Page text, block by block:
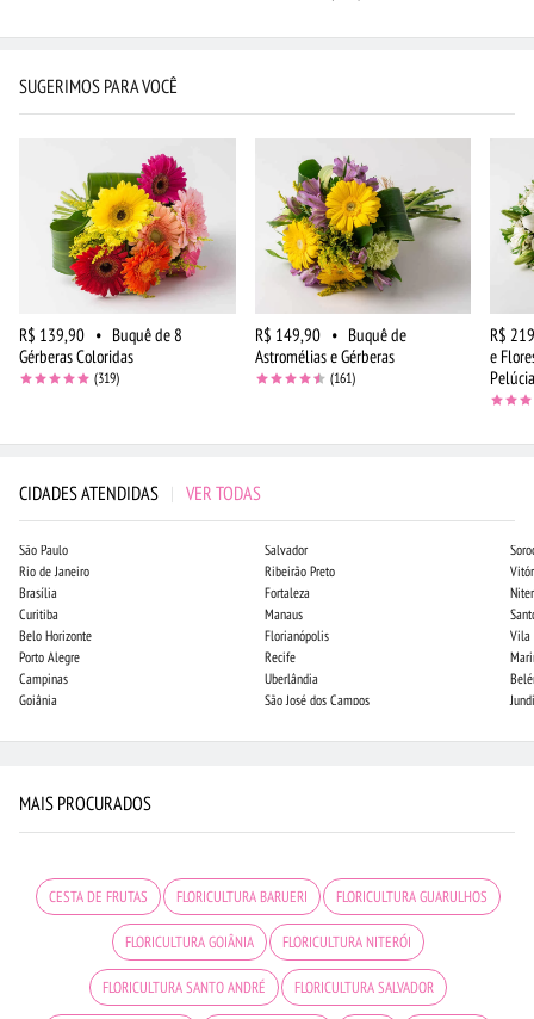
SUGERIMOS PARA VOCÊ
R$ 139,90 • Buquê de 8
Gérberas Coloridas
(319)
R$ 149,90 • Buquê de
Astromélias e Gérberas
(161)
R$
e
Pelúcia
CIDADES ATENDIDAS | VER TODAS
São Paulo
Rio de Janeiro
Brasília
Curitiba
Belo Horizonte
Porto Alegre
Campinas
Goiânia
Salvador
Ribeirão Preto
Fortaleza
Manaus
Florianópolis
Recife
Uberlândia
São José dos Campos
Vila
MAIS PROCURADOS
CESTA DE FRUTAS FLORICULTURA BARUERI FLORICULTURA GUARULHOS
FLORICULTURA GOIÂNIA FLORICULTURA NITERÓI
FLORICULTURA SANTO ANDRÉ FLORICULTURA SALVADOR